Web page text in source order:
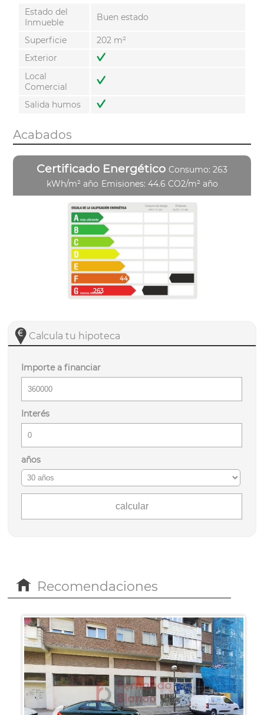
Estado del
Inmueble
Buen estado
Superficie
202 m²
Exterior
Local
Comercial
Salida humos
Acabados
Certificado Energético Consumo: 263
kWh/m² año Emisiones: 44.6 CO2/m² año
263
44.6
Calcula tu hipoteca
Importe a financiar
Interés
años
Recomendaciones